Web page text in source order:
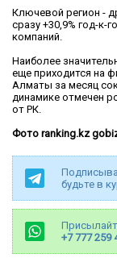
Ключевой регион -
сразу +30,9% год-к-
компаний.
Наиболее
еще приходится на
Алматы за месяц
динамике отмечен
от РК.
Фото ranking.kz
будьте в
+7 777 259